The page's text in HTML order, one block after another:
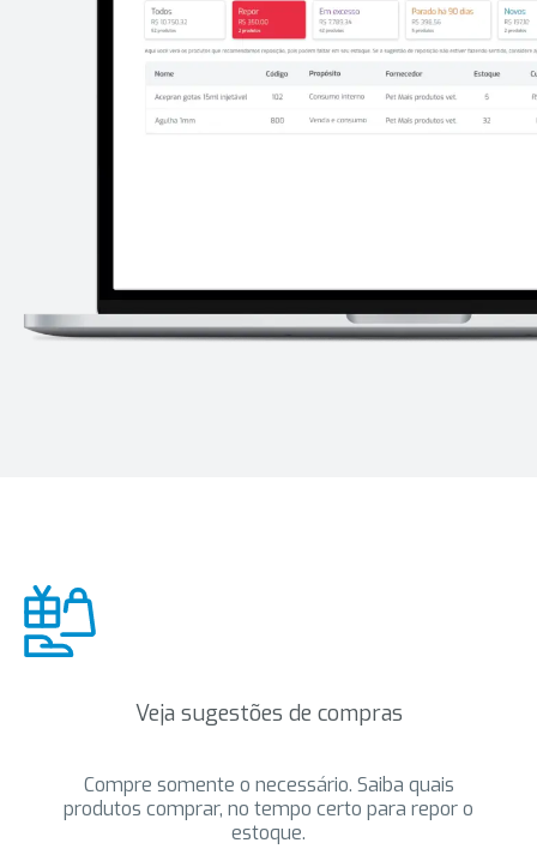
Veja sugestões de compras
Compre somente o necessário. Saiba quais
produtos comprar, no tempo certo para repor o
estoque.